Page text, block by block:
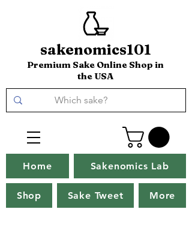
sakenomics101
Premium Sake Online Shop in
the USA
Home Sakenomics Lab
Shop Sake Tweet More